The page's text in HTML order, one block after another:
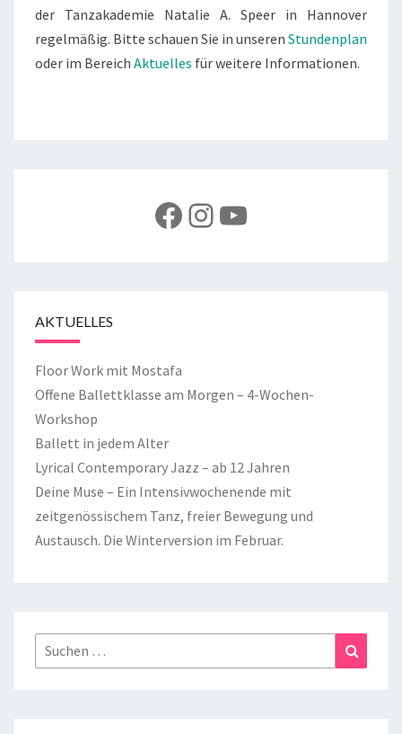
der Tanzakademie Natalie A. Speer in Hannover
regelmäßig. Bitte schauen Sie in unseren Stundenplan
oder im Bereich Aktuelles für weitere Informationen.
Facebook
Instagram
YouTube
AKTUELLES
Floor Work mit Mostafa
Offene Ballettklasse am Morgen – 4-Wochen-
Workshop
Ballett in jedem Alter
Lyrical Contemporary Jazz – ab 12 Jahren
Deine Muse – Ein Intensivwochenende mit
zeitgenössischem Tanz, freier Bewegung und
Austausch. Die Winterversion im Februar.
Suchen
nach: